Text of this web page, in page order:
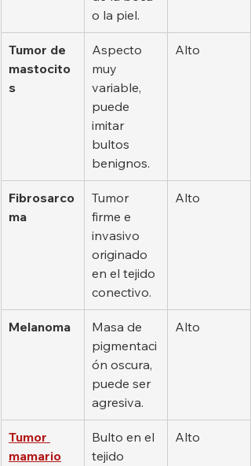
o la piel.
Tumor de
mastocito
s
Aspecto
muy
variable,
puede
imitar
bultos
benignos.
Alto
Fibrosarco
ma
Tumor
firme e
invasivo
originado
en el tejido
conectivo.
Alto
Melanoma
Masa de
pigmentaci
ón oscura,
puede ser
agresiva.
Alto
Tumor
mamario
Bulto en el
tejido
Alto